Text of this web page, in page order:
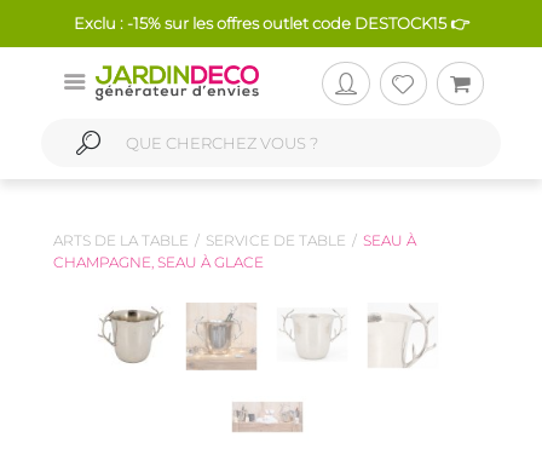
Exclu : -15% sur les offres outlet code DESTOCK15 👉
ARTS DE LA TABLE SERVICE DE TABLE
SEAU À
CHAMPAGNE, SEAU À GLACE